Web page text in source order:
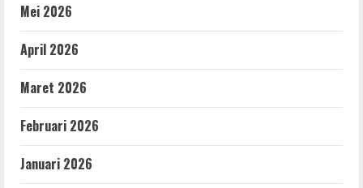
Mei 2026
April 2026
Maret 2026
Februari 2026
Januari 2026